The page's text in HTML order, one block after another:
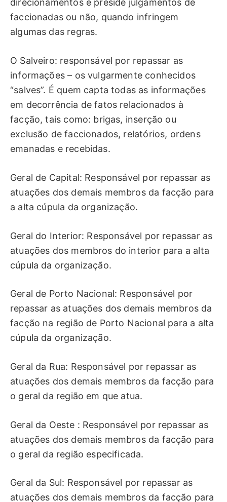
direcionamentos e preside julgamentos de
faccionadas ou não, quando infringem
algumas das regras.
O Salveiro: responsável por repassar as
informações – os vulgarmente conhecidos
“salves”. É quem capta todas as informações
em decorrência de fatos relacionados à
facção, tais como: brigas, inserção ou
exclusão de faccionados, relatórios, ordens
emanadas e recebidas.
Geral de Capital: Responsável por repassar as
atuações dos demais membros da facção para
a alta cúpula da organização.
Geral do Interior: Responsável por repassar as
atuações dos membros do interior para a alta
cúpula da organização.
Geral de Porto Nacional: Responsável por
repassar as atuações dos demais membros da
facção na região de Porto Nacional para a alta
cúpula da organização.
Geral da Rua: Responsável por repassar as
atuações dos demais membros da facção para
o geral da região em que atua.
Geral da Oeste : Responsável por repassar as
atuações dos demais membros da facção para
o geral da região especificada.
Geral da Sul: Responsável por repassar as
atuações dos demais membros da facção para